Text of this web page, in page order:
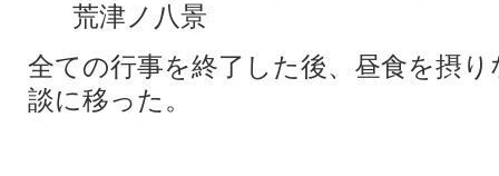
荒津ノ八景
全ての行事を終了した後、昼食を摂
談に移った。